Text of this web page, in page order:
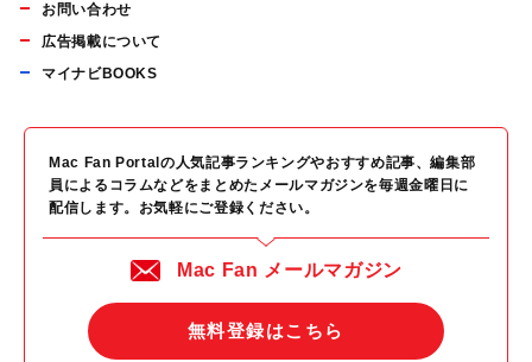
お問い合わせ
広告掲載について
マイナビBOOKS
Mac Fan Portalの人気記事ランキングやおすすめ記事、編集部
員によるコラムなどをまとめたメールマガジンを毎週金曜日に
配信します。お気軽にご登録ください。
Mac Fan メールマガジン
無料登録はこちら